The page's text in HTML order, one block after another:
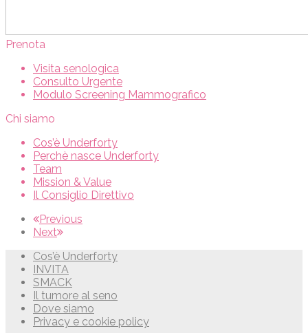
Prenota
Visita senologica
Consulto Urgente
Modulo Screening Mammografico
Chi siamo
Cos’è Underforty
Perchè nasce Underforty
Team
Mission & Value
Il Consiglio Direttivo
Previous
Next
Cos’è Underforty
INVITA
SMACK
Il tumore al seno
Dove siamo
Privacy e cookie policy